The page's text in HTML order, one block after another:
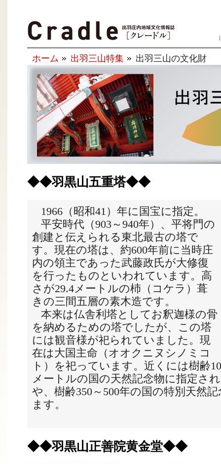
ホーム 出羽三山特集 出羽三山の文化財
◆◆羽黒山五重塔◆◆
1966 （昭和41）年に国宝に指定。
平安時代（903 ～940年）、平将門の
創建と伝えられる東北最古の塔で
す。現在の塔は、約600年前に当時庄
内の領主であった武藤政氏が大修復
を行ったものといわれています。高
さが29.4メートルの杮（コケラ）葺
きの三間五層の素木造です。
本来は仏舎利塔としてお釈迦様の骨
を納めるための塔でしたが、この塔
には観音様が祀られていました。現
在は大国主命（オオクニヌシノミコ
ト）を祀っています。近くには樹齢
メートルの国の天然記念物に指定さ
や、樹齢350～ 500年の国の特別天然
ます。
◆◆羽黒山正善院黄金堂◆◆